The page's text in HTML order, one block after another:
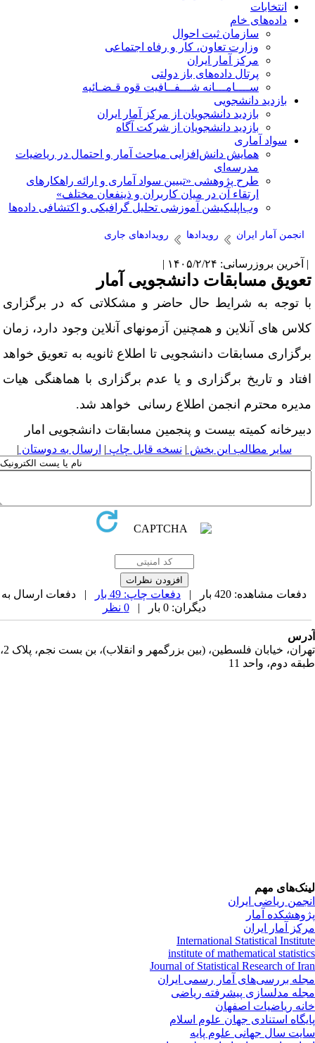
انتخابات
داده‌های خام
سازمان ثبت احوال
وزارت تعاون، کار و رفاه اجتماعی
مرکز آمار ایران
پرتال داده‌های باز دولتی
ســــامـــانه شـــفــافیت قوه قـضـائیه
بازدید دانشجویی
بازدید دانشجویان از مرکز آمار ایران
بازدید دانشجویان از شرکت آگاه
سواد آماری
همایش دانش‌افزایی مباحث آمار و احتمال در ریاضیات
مدرسه‌ای
طرح پژوهشی «تبیین سواد آماری و ارائه راهکارهای
ارتقاء آن در میان کاربران و ذینفعان مختلف»
وب‌اپلیکیشن آموزشی تحلیل گرافیکی و اکتشافی داده‌ها
انجمن آمار ایران رویدادها رویدادهای جاری
بروزرسانی: ۱۴۰۵/۲/۲۴ |
مسابقات دانشجویی آمار
توجه به شرایط حال حاضر و مشکلاتی که در برگزاری
های آنلاین و همچنین آزمونهای آنلاین وجود دارد، زمان
مسابقات دانشجویی تا اطلاع ثانویه به تعویق خواهد
و تاریخ برگزاری و یا عدم برگزاری با هماهنگی هیات
محترم انجمن اطلاع رسانی خواهد شد.
کمیته بیست و پنجمین مسابقات دانشجویی امار
سایر مطالب این بخش | نسخه قابل چاپ| ارسال به دوستان|
دفعات مشاهده: 420 بار | دفعات چاپ: 49 بار
| دفعات ارسال به
دیگران: 0 بار |
تهران، خیابان فلسطین، (بین بزرگمهر و انقلاب)، بن بست نجم، پلاک 2،
دوم، واحد 11
مهم
ریاضی ایران
آمار
آمار ایران
International Statistical
institute of mathematical
Journal of Statistical Research of
بررسی‌های آمار رسمی ایران
مدلسازی پیشرفته ریاضی
ریاضیات اصفهان
استنادی جهان علوم اسلام
سال جهانی علوم پایه